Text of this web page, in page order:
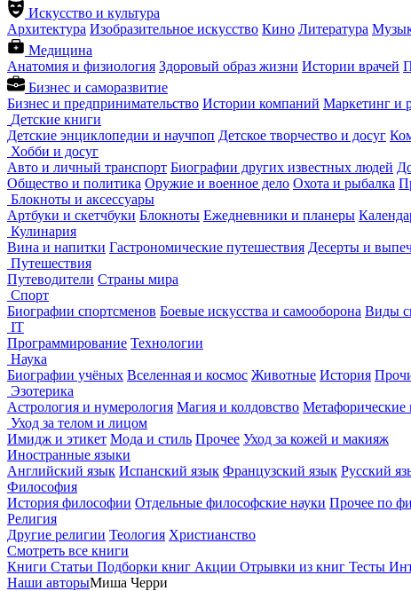
Искусство и культура
Архитектура Изобразительное искусство Кино Литература
Медицина
Анатомия и физиология Здоровый образ жизни Истории врачей
Бизнес и саморазвитие
Бизнес и предпринимательство Истории компаний Маркетинг и
Детские книги
Детские энциклопедии и научпоп Детское творчество и досуг
Хобби и досуг
Авто и личный транспорт Биографии других известных людей
Общество и политика Оружие и военное дело Охота и рыбалка
Блокноты и аксессуары
Артбуки и скетчбуки Блокноты Ежедневники и планеры
Кулинария
Вина и напитки Гастрономические путешествия Десерты и
Путешествия
Путеводители Страны мира
Спорт
Биографии спортсменов Боевые искусства и самооборона Виды
IT
Программирование Технологии
Наука
Биографии учёных Вселенная и космос Животные История
Эзотерика
Астрология и нумерология Магия и колдовство Метафорические
Уход за телом и лицом
Имидж и этикет Мода и стиль Прочее Уход за кожей и макияж
Иностранные языки
Английский язык Испанский язык Французский язык Русский
Философия
История философии Отдельные философские науки Прочее по
Религия
Другие религии Теология Христианство
Смотреть все книги
Книги Статьи Подборки книг Акции Отрывки из книг Тесты
Наши авторыМиша Черри